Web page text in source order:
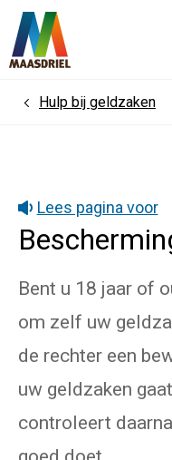
HomeHulp bij geldzaken
Lees pagina voor
Bent u 18 jaar of
om zelf uw
de rechter een
uw geldzaken
controleert